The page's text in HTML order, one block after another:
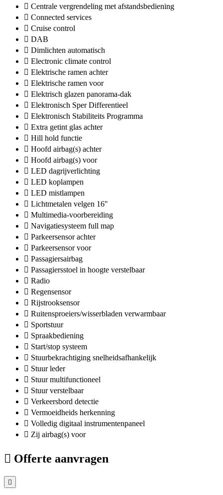
Centrale vergrendeling met afstandsbediening
Connected services
Cruise control
DAB
Dimlichten automatisch
Electronic climate control
Elektrische ramen achter
Elektrische ramen voor
Elektrisch glazen panorama-dak
Elektronisch Sper Differentieel
Elektronisch Stabiliteits Programma
Extra getint glas achter
Hill hold functie
Hoofd airbag(s) achter
Hoofd airbag(s) voor
LED dagrijverlichting
LED koplampen
LED mistlampen
Lichtmetalen velgen 16"
Multimedia-voorbereiding
Navigatiesysteem full map
Parkeersensor achter
Parkeersensor voor
Passagiersairbag
Passagiersstoel in hoogte verstelbaar
Radio
Regensensor
Rijstrooksensor
Ruitensproeiers/wisserbladen verwarmbaar
Sportstuur
Spraakbediening
Start/stop systeem
Stuurbekrachtiging snelheidsafhankelijk
Stuur leder
Stuur multifunctioneel
Stuur verstelbaar
Verkeersbord detectie
Vermoeidheids herkenning
Volledig digitaal instrumentenpaneel
Zij airbag(s) voor
Offerte aanvragen